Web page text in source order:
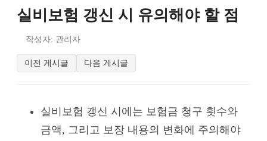
실비보험 갱신 시 유의해야 할 점
작성자: 관리자
이전 게시글 다음 게시글
실비보험 갱신 시에는 보험금 청구 횟수와
금액, 그리고 보장 내용의 변화에 주의해야